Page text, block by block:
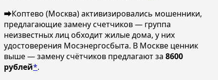
➡️Коптево (Москва) активизировались мошенники,
предлагающие замену счетчиков — группа
неизвестных лиц обходит жилые дома, у них
удостоверения Мосэнергосбыта. В Москве ценник
выше — замену счётчиков предлагают за 8600
рублей*.